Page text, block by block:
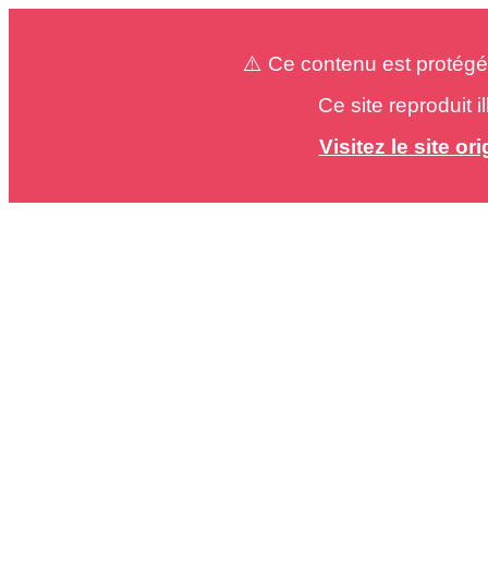
⚠️ Ce contenu est
Ce site reproduit
Visitez le site